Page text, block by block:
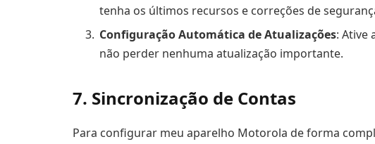
tenha os últimos recursos e correções de
Configuração Automática de Atualizações: Ative
não perder nenhuma atualização importante.
7. Sincronização de Contas
Para configurar meu aparelho Motorola de forma